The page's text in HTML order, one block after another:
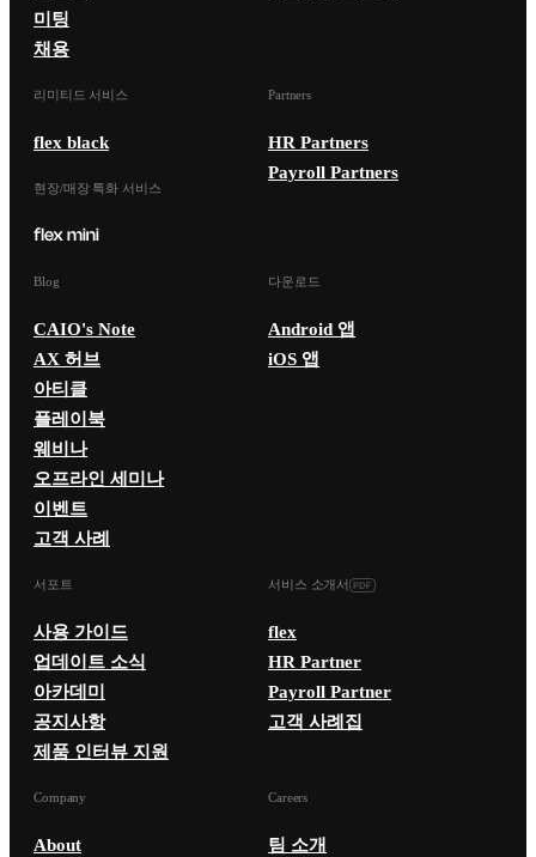
미팅
채용
리미티드 서비스
flex black
현장/매장 특화 서비스
Partners
HR Partners
Payroll Partners
Blog
CAIO's Note
AX 허브
아티클
플레이북
웨비나
오프라인 세미나
이벤트
고객 사례
다운로드
Android 앱
iOS 앱
서포트
사용 가이드
업데이트 소식
아카데미
공지사항
제품 인터뷰 지원
서비스 소개서
flex
HR Partner
Payroll Partner
고객 사례집
Company
About
Careers
팀 소개